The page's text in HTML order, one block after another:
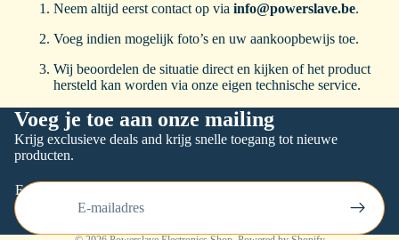
Neem altijd eerst contact op via info@powerslave.be.
Voeg indien mogelijk foto’s en uw aankoopbewijs toe.
Wij beoordelen de situatie direct en kijken of het product
hersteld kan worden via onze eigen technische service.
Voeg je toe aan onze mailing
Krijg exclusieve deals and krijg snelle toegang tot nieuwe
producten.
E-mail
Contactgegevens
Terugbetalingsbeleid